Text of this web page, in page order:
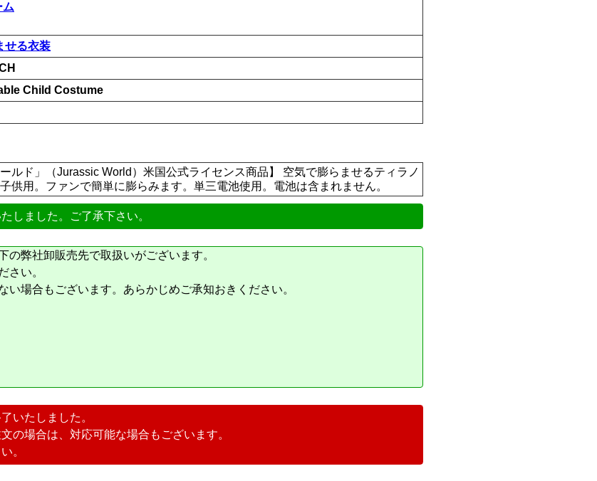
ム
せる衣装
Child Costume
ルド」（Jurassic World）米国公式ライセンス商品】 空気で膨らませるティラノ
供用。ファンで簡単に膨らみます。単三電池使用。電池は含まれません。
しました。ご了承下さい。
の弊社卸販売先で取扱いがございます。
さい。
い場合もございます。あらかじめご承知おきください。
いたしました。
の場合は、対応可能な場合もございます。
。